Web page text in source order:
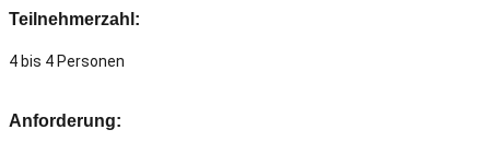
Teilnehmerzahl:
4 bis 4 Personen
Anforderung: